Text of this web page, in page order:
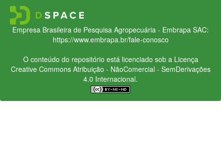
Empresa Brasileira de Pesquisa Agropecuária - Embrapa SAC:
https://www.embrapa.br/fale-conosco
O conteúdo do repositório está licenciado sob a Licença
Creative CommonsAtribuição - NãoComercial - SemDerivações
4.0 Internacional.